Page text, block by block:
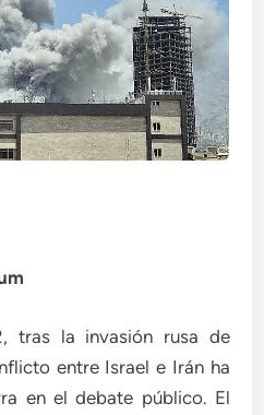
tras la invasión rusa de
entre Israel e Irán ha
en el debate público. El